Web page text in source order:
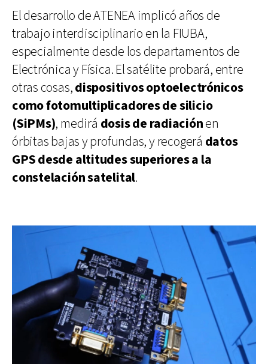
El desarrollo de ATENEA implicó años de
trabajo interdisciplinario en la FIUBA,
especialmente desde los departamentos de
Electrónica y Física. El satélite probará, entre
otras cosas,dispositivos optoelectrónicos
como fotomultiplicadores de silicio
(SiPMs), medirá dosis de radiaciónen
órbitas bajas y profundas, y recogerá datos
GPS desde altitudes superiores a la
constelación satelital.